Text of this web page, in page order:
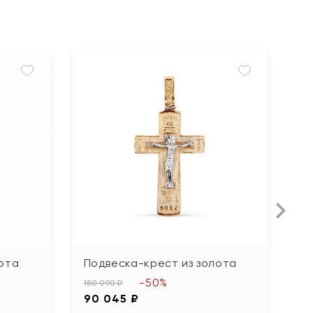
Подвеска-крест из золота
180 090 ₽
90 045 ₽
-50%